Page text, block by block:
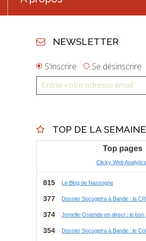
NEWSLETTER
S'inscrire Se désinscrire
TOP DE LA SEMAINE